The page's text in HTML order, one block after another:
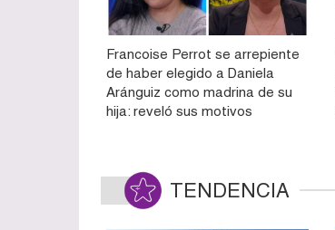
Francoise Perrot se arrepiente
de haber elegido a Daniela
Aránguiz como madrina de su
hija: reveló sus motivos
TENDENCIA